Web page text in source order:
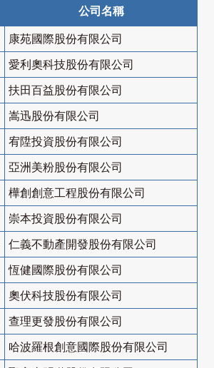
公司名稱
康苑國際股份有限公司
愛利奧科技股份有限公司
扶田百益股份有限公司
嵩迅股份有限公司
宥陞投資股份有限公司
亞洲美粉股份有限公司
樺創創意工程股份有限公司
崇本投資股份有限公司
仁義不動產開發股份有限公司
恆健國際股份有限公司
奧伏科技股份有限公司
查理更發股份有限公司
哈波羅根創意國際股份有限公司